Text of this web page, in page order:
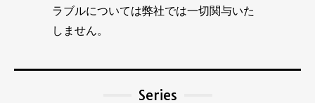
ラブルについては弊社では一切関与いた
しません。
Series